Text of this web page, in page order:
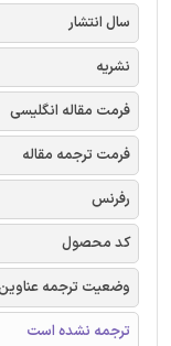
سال انتشار
نشریه
فرمت مقاله انگلیسی
فرمت ترجمه مقاله
رفرنس
کد محصول
وضعیت ترجمه
ترجمه نشده است